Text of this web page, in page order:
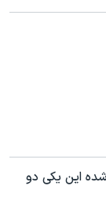
تعطیل شده این یکی دو